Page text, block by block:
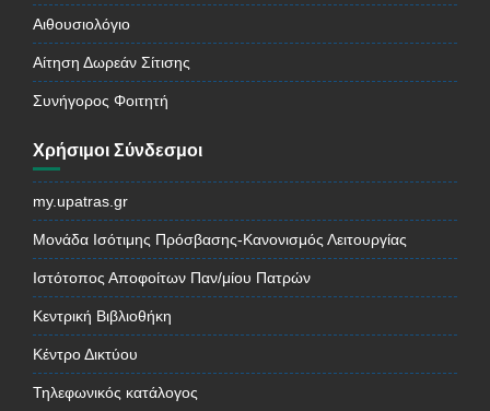
Αιθουσιολόγιο
Αίτηση Δωρεάν Σίτισης
Συνήγορος Φοιτητή
Χρήσιμοι Σύνδεσμοι
my.upatras.gr
Μονάδα Ισότιμης Πρόσβασης-Κανονισμός Λειτουργίας
Ιστότοπος Αποφοίτων Παν/μίου Πατρών
Κεντρική Βιβλιοθήκη
Κέντρο Δικτύου
Τηλεφωνικός κατάλογος